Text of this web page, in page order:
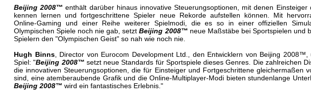
Beijing 2008™ enthält darüber hinaus innovative Steuerungsoptionen, mit denen Einsteiger
kennen lernen und fortgeschrittene Spieler neue Rekorde aufstellen können. Mit
Online-Gaming und einer Reihe weiterer Spielmodi, die es so in einer offiziellen
Olympischen Spiele noch nie gab, setztBeijing 2008™ neue Maßstäbe bei Sportspielen und
Spielern den "Olympischen Geist" so nah wie noch nie.
Hugh Binns, Director von Eurocom Development Ltd., den Entwicklern von Beijing 2008™,
Spiel: "Beijing 2008™ setzt neue Standards für Sportspiele dieses Genres. Die zahlreichen
die innovativen Steuerungsoptionen, die für Einsteiger und Fortgeschrittene gleichermaßen
sind, eine atemberaubende Grafik und die Online-Multiplayer-Modi bieten stundenlange
Beijing 2008™ wird ein fantastisches Erlebnis."